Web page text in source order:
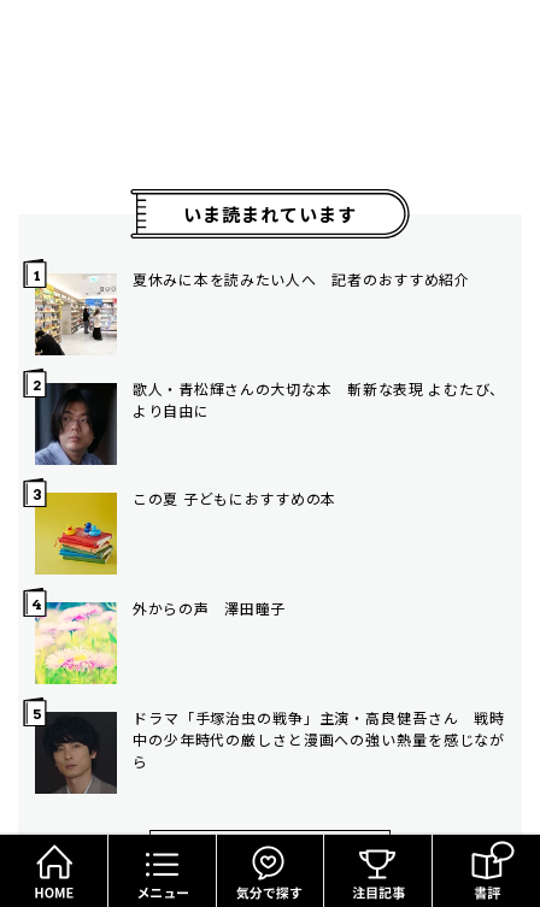
いま読まれています
夏休みに本を読みたい人へ 記者のおすすめ紹介
歌人・青松輝さんの大切な本 斬新な表現 よむたび、
より自由に
この夏 子どもにおすすめの本
外からの声 澤田瞳子
ドラマ「手塚治虫の戦争」主演・高良健吾さん 戦時
中の少年時代の厳しさと漫画への強い熱量を感じなが
ら
人気ランキング⼀覧